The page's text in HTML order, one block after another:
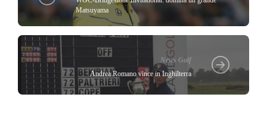
Matsuyama
News Golf
Andrea Romano vince in Inghilterra